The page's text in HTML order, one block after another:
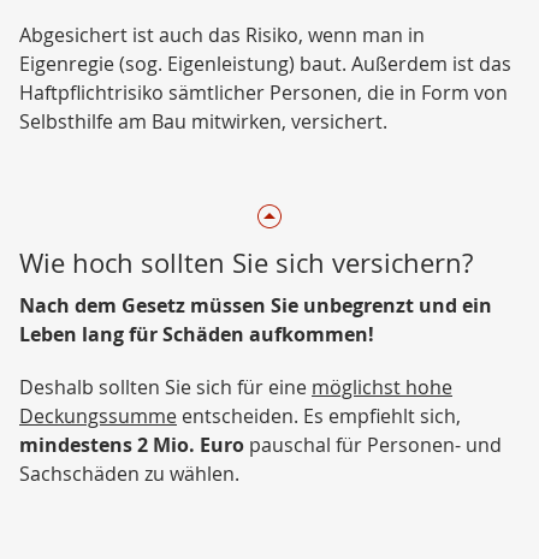
Abgesichert ist auch das Risiko, wenn man in
Eigenregie (sog. Eigenleistung) baut. Außerdem ist das
Haftpflichtrisiko sämtlicher Personen, die in Form von
Selbsthilfe am Bau mitwirken, versichert.
Wie hoch sollten Sie sich versichern?
Nach dem Gesetz müssen Sie unbegrenzt und ein
Leben lang für Schäden aufkommen!
Deshalb sollten Sie sich für eine möglichst hohe
Deckungssumme entscheiden. Es empfiehlt sich,
mindestens 2 Mio. Euro pauschal für Personen- und
Sachschäden zu wählen.